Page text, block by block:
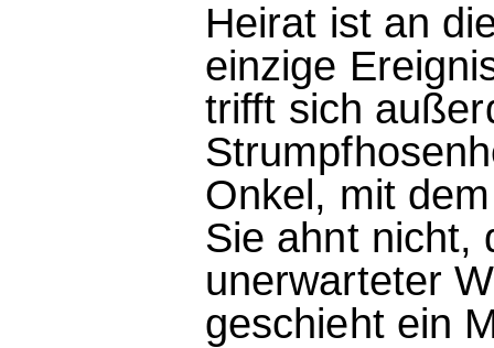
Heirat ist an
einzige
trifft sich
Onkel, mit
Sie ahnt nicht,
unerwarteter
geschieht ein